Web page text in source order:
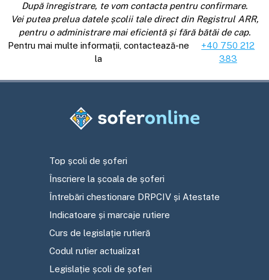
După înregistrare, te vom contacta pentru confirmare.
Vei putea prelua datele școlii tale direct din Registrul ARR,
pentru o administrare mai eficientă și fără bătăi de cap.
Pentru mai multe informații, contactează-ne
la
+40 750 212
383
Top școli de șoferi
Înscriere la școala de șoferi
Întrebări chestionare DRPCIV și Atestate
Indicatoare și marcaje rutiere
Curs de legislație rutieră
Codul rutier actualizat
Legislație școli de șoferi